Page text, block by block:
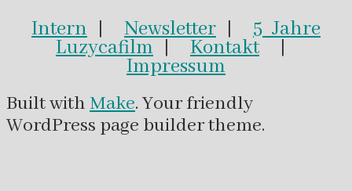
Intern | Newsletter | 5 Jahre
Luzycafilm | Kontakt|
Impressum
Built with Make. Your friendly
WordPress page builder theme.